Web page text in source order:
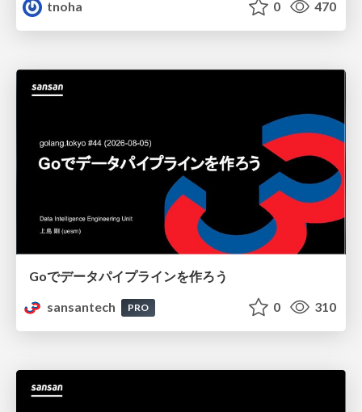
tnoha
0 470
Goでデータパイプラインを作ろう
sansantech
PRO 0 310